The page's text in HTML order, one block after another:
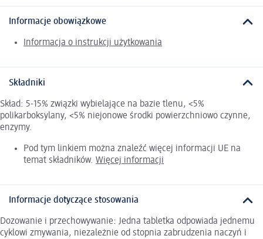
Informacje obowiązkowe
Informacja o instrukcji użytkowania
Składniki
Skład: 5-15% związki wybielające na bazie tlenu, <5%
polikarboksylany, <5% niejonowe środki powierzchniowo czynne,
enzymy.
Pod tym linkiem można znaleźć więcej informacji UE na
temat składników. Więcej informacji
Informacje dotyczące stosowania
Dozowanie i przechowywanie: Jedna tabletka odpowiada jednemu
cyklowi zmywania, niezależnie od stopnia zabrudzenia naczyń i